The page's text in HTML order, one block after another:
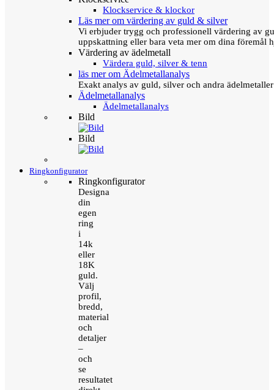
Klockservice & klockor
Läs mer om värdering av guld & silver
Vi erbjuder trygg och professionell värdering av
uppskattning eller bara veta mer om dina föremål
Värdering av ädelmetall
Värdera guld, silver & tenn
läs mer om Ädelmetallanalys
Exakt analys av guld, silver och andra
Ädelmetallanalys
Ädelmetallanalys
Bild
Bild
Ringkonfigurator
Ringkonfigurator
Designa
din
egen
ring
i
14k
eller
18K
guld.
Välj
profil,
bredd,
material
och
detaljer
–
och
se
resultatet